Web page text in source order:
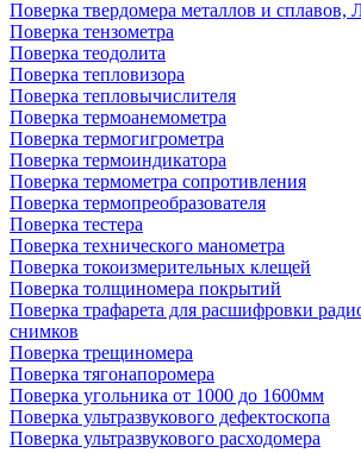
Поверка твердомера металлов и сплавов,
Поверка тензометра
Поверка теодолита
Поверка тепловизора
Поверка тепловычислителя
Поверка термоанемометра
Поверка термогигрометра
Поверка термоиндикатора
Поверка термометра сопротивления
Поверка термопреобразователя
Поверка тестера
Поверка технического манометра
Поверка токоизмерительных клещей
Поверка толщиномера покрытий
Поверка трафарета для расшифровки
снимков
Поверка трещиномера
Поверка тягонапоромера
Поверка угольника от 1000 до 1600мм
Поверка ультразвукового дефектоскопа
Поверка ультразвукового расходомера